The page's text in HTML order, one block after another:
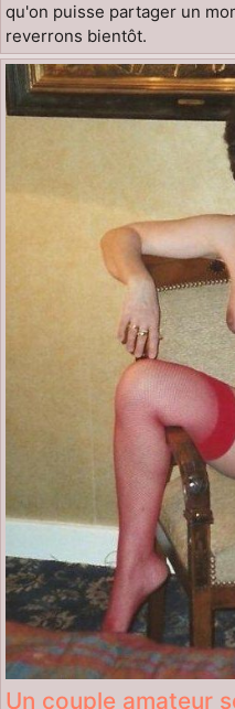
qu'on puisse partager un
reverrons bientôt.
Un couple amateur